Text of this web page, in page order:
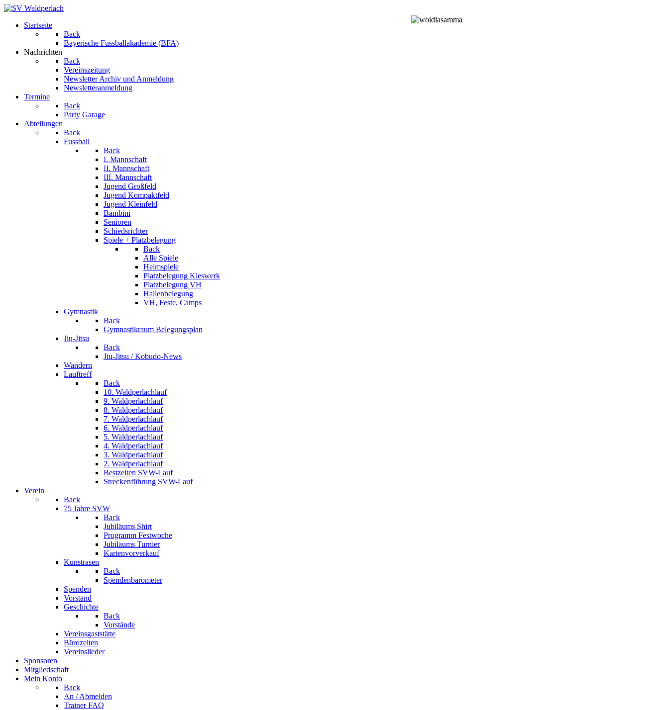
Startseite
Back
Bayerische Fussballakademie (BFA)
Nachrichten
Back
Vereinszeitung
Newsletter Archiv und Anmeldung
Newsletteranmeldung
Termine
Back
Party Garage
Abteilungen
Back
Fussball
Back
I. Mannschaft
II. Mannschaft
III. Mannschaft
Jugend Großfeld
Jugend Kompaktfeld
Jugend Kleinfeld
Bambini
Senioren
Schiedsrichter
Spiele + Platzbelegung
Back
Alle Spiele
Heimspiele
Platzbelegung Kieswerk
Platzbelegung VH
Hallenbelegung
VH, Feste, Camps
Gymnastik
Back
Gymnastikraum Belegungsplan
Jiu-Jitsu
Back
Jiu-Jitsu / Kobudo-News
Wandern
Lauftreff
Back
10. Waldperlachlauf
9. Waldperlachlauf
8. Waldperlachlauf
7. Waldperlachlauf
6. Waldperlachlauf
5. Waldperlachlauf
4. Waldperlachlauf
3. Waldperlachlauf
2. Waldperlachlauf
Bestzeiten SVW-Lauf
Streckenführung SVW-Lauf
Verein
Back
75 Jahre SVW
Back
Jubiläums Shirt
Programm Festwoche
Jubiläums Turnier
Kartenvorverkauf
Kunstrasen
Back
Spendenbarometer
Spenden
Vorstand
Geschichte
Back
Vorstände
Vereinsgaststätte
Bürozeiten
Vereinslieder
Sponsoren
Mitgliedschaft
Mein Konto
Back
An / Abmelden
Trainer FAQ